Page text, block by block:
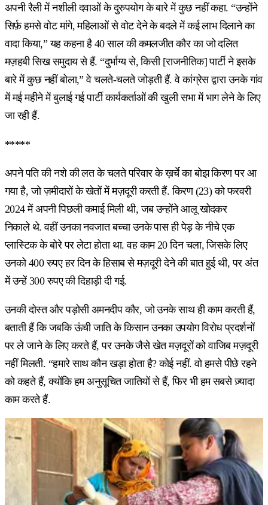
अपनी रैली में नशीली दवाओं के दुरुपयोग के बारे में कुछ नहीं कहा. “उन्होंने
सिर्फ़ हमसे वोट मांगे, महिलाओं से वोट देने के बदले में कई लाभ दिलाने का
वादा किया,” यह कहना है 40 साल की कमलजीत कौर का जो दलित
मज़हबी सिख समुदाय से हैं. “दुर्भाग्य से, किसी [राजनीतिक] पार्टी ने इसके
बारे में कुछ नहीं बोला,” वे चलते-चलते जोड़ती हैं. वे कांग्रेस द्वारा उनके गांव
में मई महीने में बुलाई गई पार्टी कार्यकर्ताओं की खुली सभा में भाग लेने के लिए
जा रही हैं.
*****
अपने पति की नशे की लत के चलते परिवार के ख़र्चे का बोझ किरण पर आ
गया है, जो ज़मीदारों के खेतों में मज़दूरी करती हैं. किरण (23) को फरवरी
2024 में अपनी पिछली कमाई मिली थी, जब उन्होंने आलू खोदकर
निकाले थे. वहीं उनका नवजात बच्चा उनके पास ही पेड़ के नीचे एक
प्लास्टिक के बोरे पर लेटा होता था. वह काम 20 दिन चला, जिसके लिए
उनको 400 रुपए हर दिन के हिसाब से मज़दूरी देने की बात हुई थी, पर अंत
में उन्हें 300 रुपए की दिहाड़ी दी गई.
उनकी दोस्त और पड़ोसी अमनदीप कौर, जो उनके साथ ही काम करती हैं,
बताती हैं कि जबकि ऊंची जाति के किसान उनका उपयोग विरोध प्रदर्शनों
पर ले जाने के लिए करते हैं, पर उनके जैसे खेत मज़दूरों को वाजिब मज़दूरी
नहीं मिलती. “हमारे साथ कौन खड़ा होता है? कोई नहीं. वो हमसे पीछे रहने
को कहते हैं, क्योंकि हम अनुसूचित जातियों से हैं, फिर भी हम सबसे ज़्यादा
काम करते हैं.